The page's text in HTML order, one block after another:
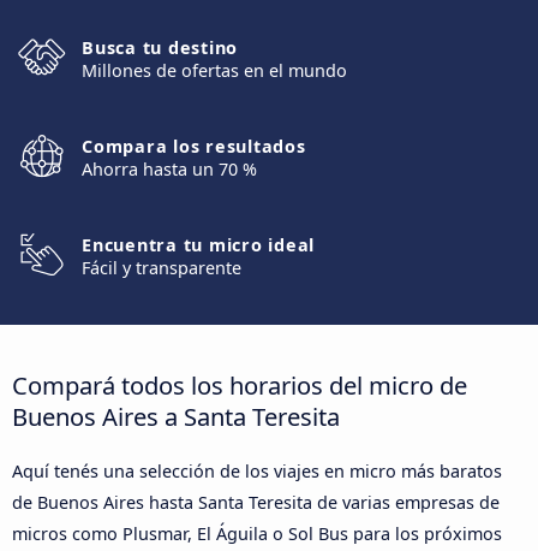
Busca tu destino
Millones de ofertas en el mundo
Compara los resultados
Ahorra hasta un 70 %
Encuentra tu micro ideal
Fácil y transparente
Compará todos los horarios del micro de
Buenos Aires a Santa Teresita
Aquí tenés una selección de los viajes en micro más baratos
de Buenos Aires hasta Santa Teresita de varias empresas de
micros como Plusmar, El Águila o Sol Bus para los próximos